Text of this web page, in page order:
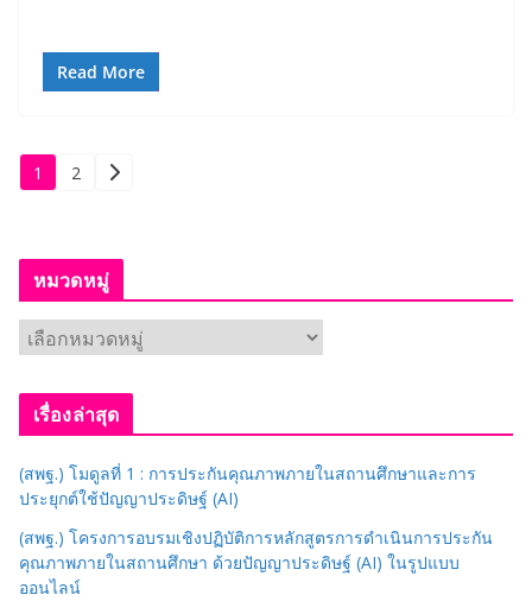
Read More
Posts
1 2
หมวดหมู่
ม
ว
มู่
เรื่องล่าสุด
(สพฐ.) โมดูลที่ 1 : การประกันคุณภาพภายในสถานศึกษาและการ
ประยุกต์ใช้ปัญญาประดิษฐ์ (AI)
(สพฐ.) โครงการอบรมเชิงปฏิบัติการหลักสูตรการดำเนินการประกัน
คุณภาพภายในสถานศึกษา ด้วยปัญญาประดิษฐ์ (AI) ในรูปแบบ
ออนไลน์